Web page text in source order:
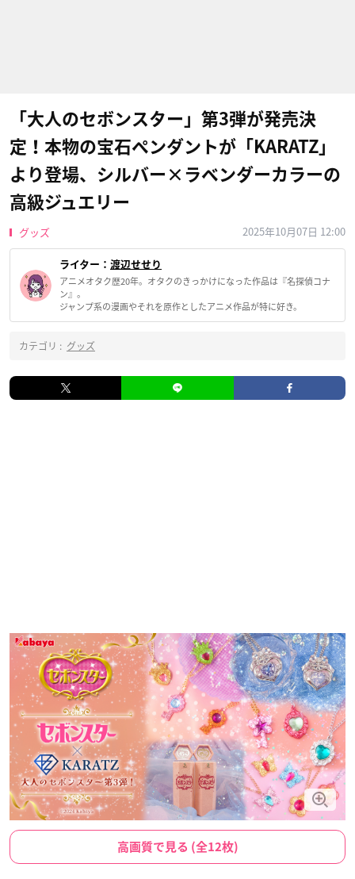
「大人のセボンスター」第3弾が発売決
定！本物の宝石ペンダントが「KARATZ」
より登場、シルバー×ラベンダーカラーの
高級ジュエリー
グッズ 2025年10月07日 12:00
ライター： 渡辺せせり
アニメオタク歴20年。オタクのきっかけになった作品は『名探偵コナ
ン』。
ジャンプ系の漫画やそれを原作としたアニメ作品が特に好き。
カテゴリ : グッズ
高画質で見る (全12枚)